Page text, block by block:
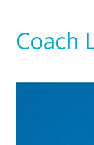
Coach